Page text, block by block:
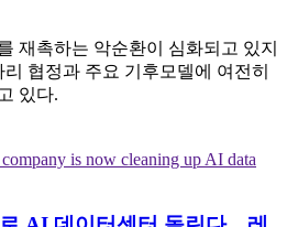
재촉하는 악순환이 심화되고 있지
협정과 주요 기후모델에 여전히
있다.
is now cleaning up AI data